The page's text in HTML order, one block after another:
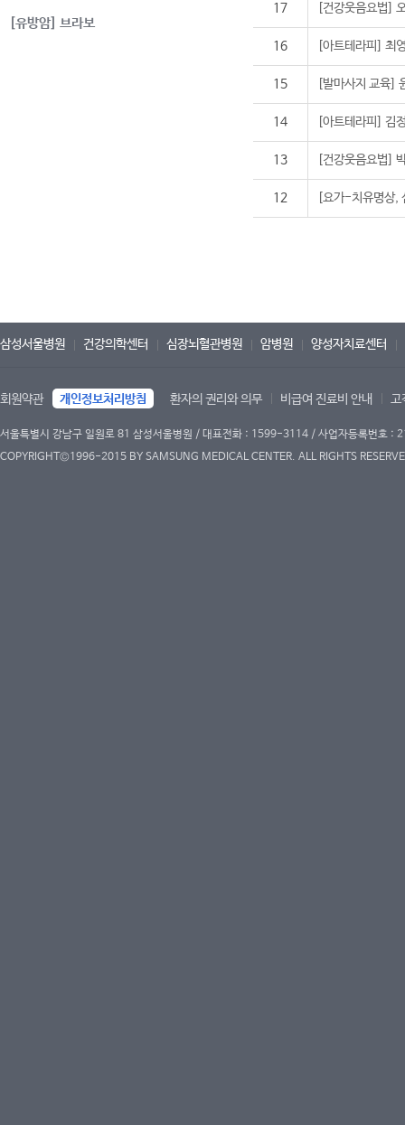
[유방암] 브라보
17 [건강웃음요법]
16 [아트테라피] 최
15 [발마사지 교육]
14 [아트테라피] 김
13 [건강웃음요법]
12 [요가-치유명상,
삼성서울병원 건강의학센터 심장뇌혈관병원 암병원 양성자치료센터
회원약관 개인정보처리방침 환자의 권리와 의무 비급여 진료비 안내 고
서울특별시 강남구 일원로 81 삼성서울병원 / 대표전화 : 1599-3114 / 사업자등록번호
COPYRIGHT©1996-2015 BY SAMSUNG MEDICAL CENTER. ALL RIGHTS